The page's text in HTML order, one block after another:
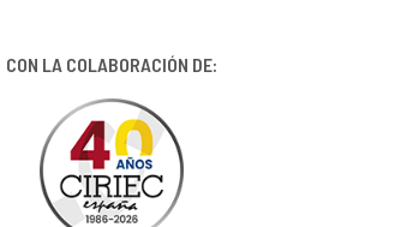
CON LA COLABORACIÓN DE: